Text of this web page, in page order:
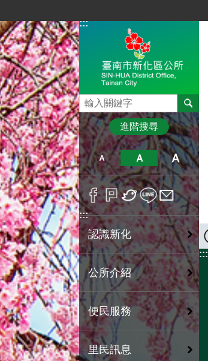
:::
搜尋
進階搜尋
:::
認識新化
公所介紹
便民服務
里民訊息
:::